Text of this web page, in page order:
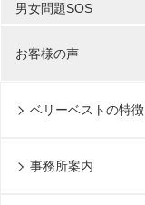
男女問題SOS
お客様の声
ベリーベストの特徴
事務所案内